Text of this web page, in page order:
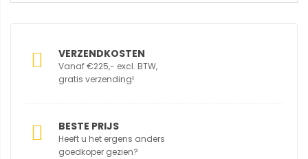
VERZENDKOSTEN
Vanaf €225,- excl. BTW,
gratis verzending!
BESTE PRIJS
Heeft u het ergens anders
goedkoper gezien?